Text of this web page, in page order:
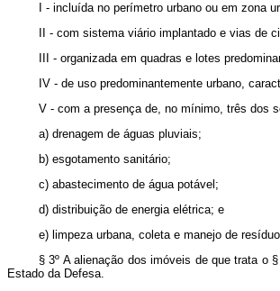
I - incluída no perímetro urbano ou em zona
II - com sistema viário implantado e vias de
III - organizada em quadras e lotes
IV - de uso predominantemente urbano,
V - com a presença de, no mínimo, três dos
a) drenagem de águas pluviais;
b) esgotamento sanitário;
c) abastecimento de água potável;
d) distribuição de energia elétrica; e
e) limpeza urbana, coleta e manejo de
§ 3º A alienação dos imóveis de que trata o
Estado da Defesa.